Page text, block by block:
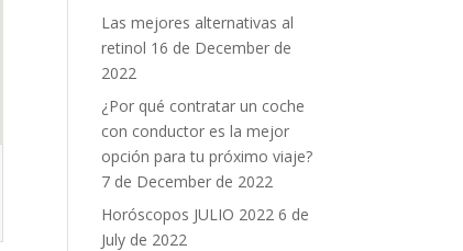
Las mejores alternativas al
retinol 16 de December de
2022
¿Por qué contratar un coche
con conductor es la mejor
opción para tu próximo viaje?
7 de December de 2022
Horóscopos JULIO 2022 6 de
July de 2022